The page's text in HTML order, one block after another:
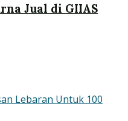
Jual di GIIAS